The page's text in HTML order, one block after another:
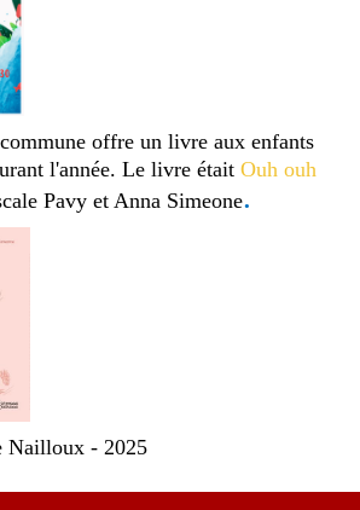
offre un livre aux enfants
l'année. Le livre était Ouh ouh
Pavy et Anna Simeone.
Nailloux - 2025